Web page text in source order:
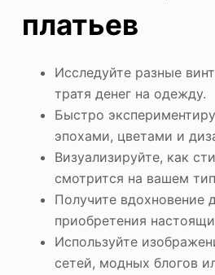
платьев
Исследуйте разные
тратя денег на одежду.
Быстро
эпохами, цветами и
Визуализируйте, как
смотрится на вашем
Получите вдохновение
приобретения
Используйте
сетей, модных блогов